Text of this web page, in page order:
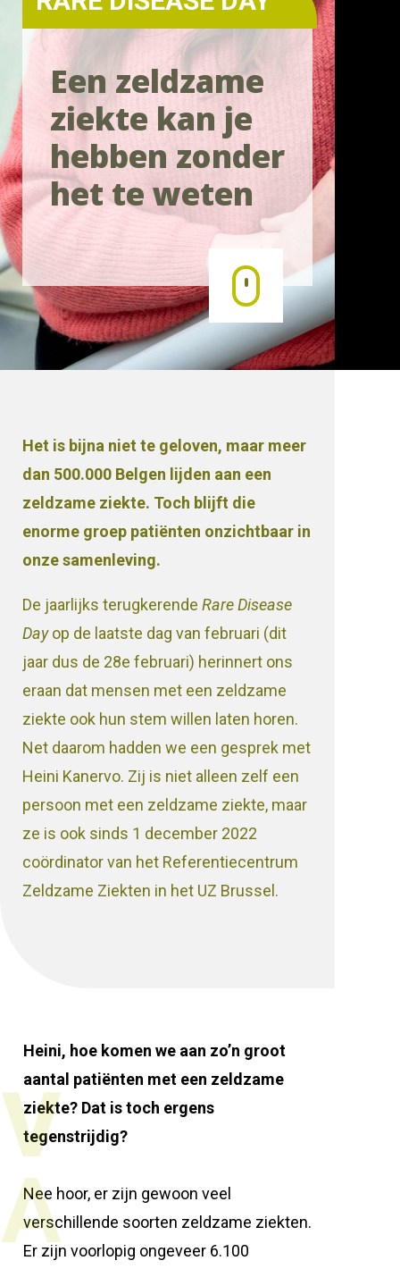
Een zeldzame
ziekte kan je
hebben zonder
het te weten
A
V
Heini, hoe komen we aan zo’n groot
aantal patiënten met een zeldzame
ziekte? Dat is toch ergens
tegenstrijdig?
Nee hoor, er zijn gewoon veel
verschillende soorten zeldzame ziekten.
Er zijn voorlopig ongeveer 6.100
Het is bijna niet te geloven, maar meer
dan 500.000 Belgen lijden aan een
zeldzame ziekte. Toch blijft die
enorme groep patiënten onzichtbaar in
onze samenleving.
De jaarlijks terugkerende Rare Disease
Dayop de laatste dag van februari (dit
jaar dus de 28e februari) herinnert ons
eraan dat mensen met een zeldzame
ziekte ook hun stem willen laten horen.
Net daarom hadden we een gesprek met
Heini Kanervo. Zij is niet alleen zelf een
persoon met een zeldzame ziekte, maar
ze is ook sinds 1 december 2022
coördinator van het Referentiecentrum
Zeldzame Ziekten in het UZ Brussel.